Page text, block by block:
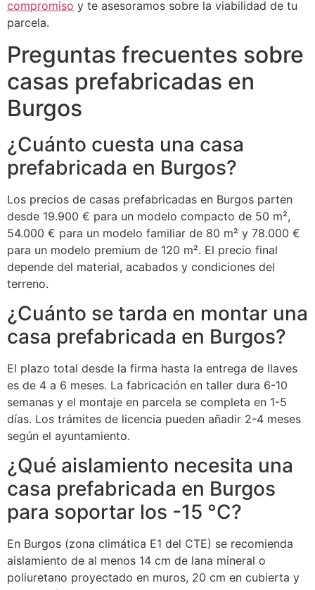
compromiso y te asesoramos sobre la viabilidad de tu
parcela.
Preguntas frecuentes sobre
casas prefabricadas en
Burgos
¿Cuánto cuesta una casa
prefabricada en Burgos?
Los precios de casas prefabricadas en Burgos parten
desde 19.900 € para un modelo compacto de 50 m²,
54.000 € para un modelo familiar de 80 m² y 78.000 €
para un modelo premium de 120 m². El precio final
depende del material, acabados y condiciones del
terreno.
¿Cuánto se tarda en montar una
casa prefabricada en Burgos?
El plazo total desde la firma hasta la entrega de llaves
es de 4 a 6 meses. La fabricación en taller dura 6-10
semanas y el montaje en parcela se completa en 1-5
días. Los trámites de licencia pueden añadir 2-4 meses
según el ayuntamiento.
¿Qué aislamiento necesita una
casa prefabricada en Burgos
para soportar los -15 °C?
En Burgos (zona climática E1 del CTE) se recomienda
aislamiento de al menos 14 cm de lana mineral o
poliuretano proyectado en muros, 20 cm en cubierta y